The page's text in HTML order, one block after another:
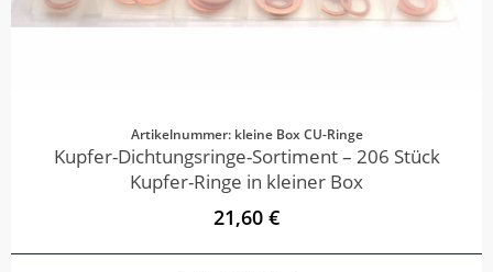
Artikelnummer: kleine Box CU-Ringe
Kupfer-Dichtungsringe-Sortiment – 206 Stück
Kupfer-Ringe in kleiner Box
21,60 €